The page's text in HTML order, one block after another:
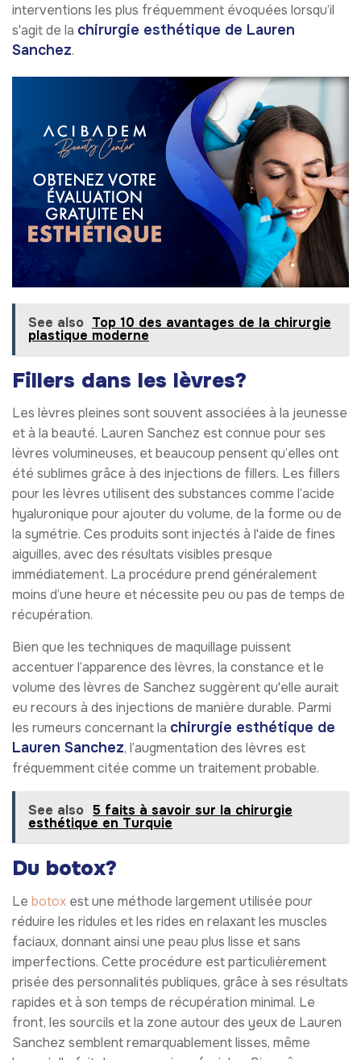
interventions les plus fréquemment évoquées lorsqu’il
s'agit de la chirurgie esthétique de Lauren
Sanchez.
See also Top 10 des avantages de la chirurgie
plastique moderne
Fillers dans les lèvres?
Les lèvres pleines sont souvent associées à la jeunesse
et à la beauté. Lauren Sanchez est connue pour ses
lèvres volumineuses, et beaucoup pensent qu’elles ont
été sublimes grâce à des injections de fillers. Les fillers
pour les lèvres utilisent des substances comme l’acide
hyaluronique pour ajouter du volume, de la forme ou de
la symétrie. Ces produits sont injectés à l'aide de fines
aiguilles, avec des résultats visibles presque
immédiatement. La procédure prend généralement
moins d’une heure et nécessite peu ou pas de temps de
récupération.
Bien que les techniques de maquillage puissent
accentuer l’apparence des lèvres, la constance et le
volume des lèvres de Sanchez suggèrent qu'elle aurait
eu recours à des injections de manière durable. Parmi
les rumeurs concernant la chirurgie esthétique de
Lauren Sanchez, l’augmentation des lèvres est
fréquemment citée comme un traitement probable.
See also 5 faits à savoir sur la chirurgie
esthétique en Turquie
Du botox?
Le botox est une méthode largement utilisée pour
réduire les ridules et les rides en relaxant les muscles
faciaux, donnant ainsi une peau plus lisse et sans
imperfections. Cette procédure est particulièrement
prisée des personnalités publiques, grâce à ses résultats
rapides et à son temps de récupération minimal. Le
front, les sourcils et la zone autour des yeux de Lauren
Sanchez semblent remarquablement lisses, même